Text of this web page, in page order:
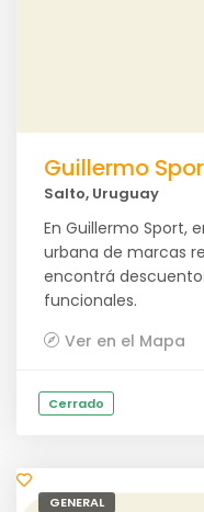
Guillermo
Salto, Uruguay
En Guillermo Sport,
urbana de marcas
encontrá
funcionales.
Ver en el Mapa
Cerrado
GENERAL